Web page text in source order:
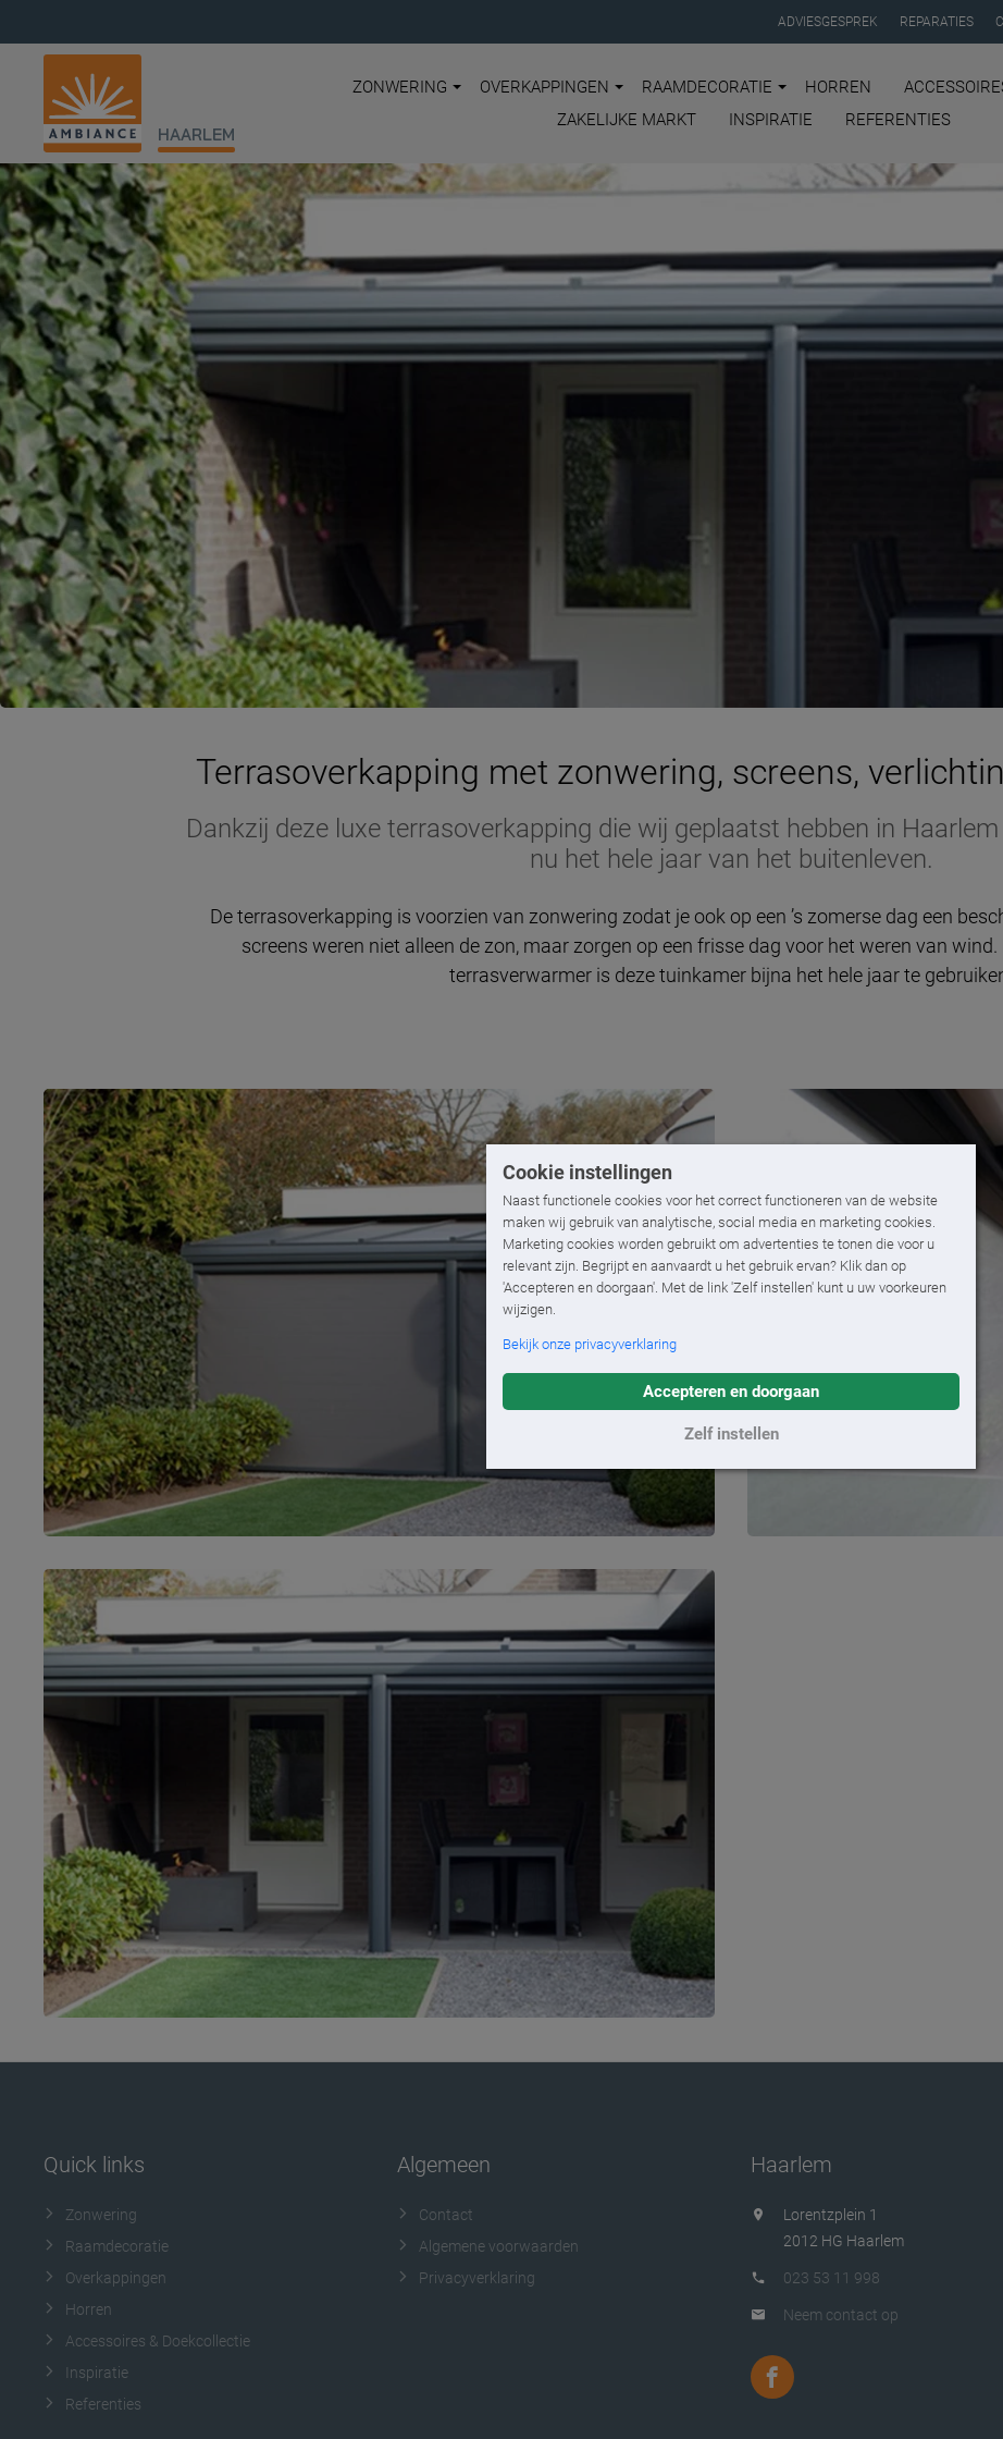
Cookie instellingen
Naast functionele cookies voor het correct functioneren van de website
maken wij gebruik van analytische, social media en marketing cookies.
Marketing cookies worden gebruikt om advertenties te tonen die voor u
relevant zijn. Begrijpt en aanvaardt u het gebruik ervan? Klik dan op
'Accepteren en doorgaan'. Met de link 'Zelf instellen' kunt u uw voorkeuren
wijzigen.
Bekijk onze privacyverklaring
Accepteren en doorgaan
Zelf instellen
ADVIESGESPREK REPARATIES
HAARLEM
ZONWERING OVERKAPPINGEN RAAMDECORATIE HORREN
ZAKELIJKE MARKT
INSPIRATIE REFERENTIES
Terrasoverkapping met zonwering, screens,
Dankzij deze luxe terrasoverkapping die wij geplaatst hebben in
nu het hele jaar van het buitenleven.
De terrasoverkapping is voorzien van zonwering zodat je ook op een ’s zomerse dag een
screens weren niet alleen de zon, maar zorgen op een frisse dag voor het weren van
terrasverwarmer is deze tuinkamer bijna het hele jaar te
Quick links
Zonwering
Raamdecoratie
Overkappingen
Horren
Accessoires & Doekcollectie
Inspiratie
Referenties
Algemeen
Contact
Algemene voorwaarden
Privacyverklaring
Haarlem
Lorentzplein 1
2012 HG Haarlem
023 53 11 998
Neem contact op